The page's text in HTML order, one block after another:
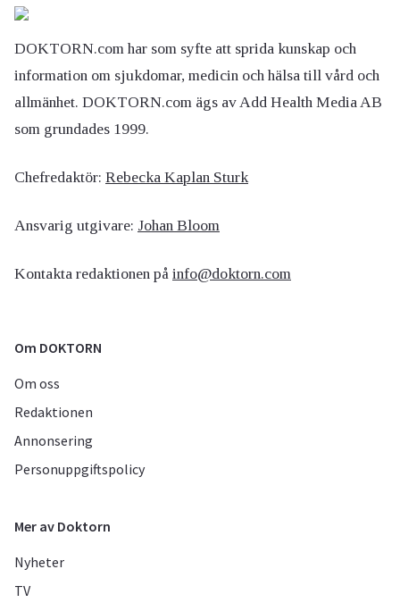
DOKTORN.com har som syfte att sprida kunskap och
information om sjukdomar, medicin och hälsa till vård och
allmänhet. DOKTORN.com ägs av Add Health Media AB
som grundades 1999.
Chefredaktör: Rebecka Kaplan Sturk
Ansvarig utgivare: Johan Bloom
Kontakta redaktionen på info@doktorn.com
Om DOKTORN
Om oss
Redaktionen
Annonsering
Personuppgiftspolicy
Mer av Doktorn
Nyheter
TV